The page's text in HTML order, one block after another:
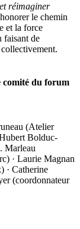
réimaginer
le chemin
et la force
faisant de
comité du forum
(Atelier
Bolduc-
Marleau
· Laurie Magnan
· Catherine
(coordonnateur